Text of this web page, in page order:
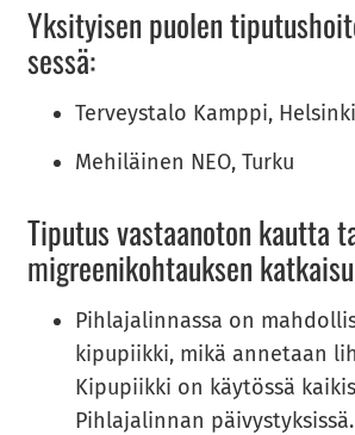
Yk­si­tyi­sen puo­len
ses­sä:
Terveystalo Kamppi, Helsinki
Mehiläinen NEO, Turku
Ti­pu­tus vas­taan­o­ton kaut­ta
migree­ni­koh­tauk­sen
Pihlajalinnassa on
kipupiikki, mikä annetaan
Kipupiikki on käytössä
Pihlajalinnan päivystyksissä.